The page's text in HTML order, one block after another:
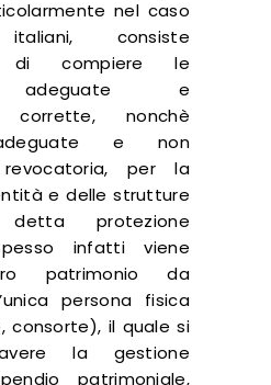
nel caso
consiste
di compiere le
adeguate e
corrette, nonchè
e non
per la
e delle strutture
protezione
infatti viene
patrimonio da
persona fisica
consorte), il quale si
la gestione
patrimoniale,